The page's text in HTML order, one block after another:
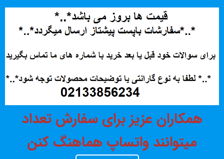
همکاران عزیز برای سفارش تعداد
میتوانند واتساپ هماهنگ کنن